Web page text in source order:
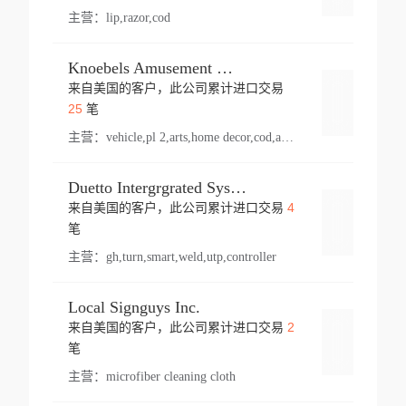
主营： lip,razor,cod
Knoebels Amusement Resort
来自美国的客户，此公司累计进口交易
25笔
主营： vehicle,pl 2,arts,home decor,cod,amusement ride,sea
Duetto Intergrgrated Systems Inc.
来自美国的客户，此公司累计进口交易 4
笔
主营： gh,turn,smart,weld,utp,controller
Local Signguys Inc.
来自美国的客户，此公司累计进口交易 2
笔
主营： microfiber cleaning cloth